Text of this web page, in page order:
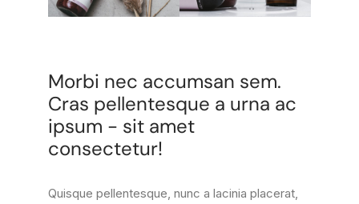
Quisque pellentesque, nunc a lacinia placerat,
Morbi nec accumsan sem.
Cras pellentesque a urna ac
ipsum - sit amet
consectetur!